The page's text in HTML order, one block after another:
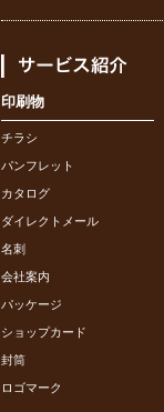
印刷物
チラシ
パンフレット
カタログ
ダイレクトメール
名刺
会社案内
パッケージ
ショップカード
封筒
ロゴマーク